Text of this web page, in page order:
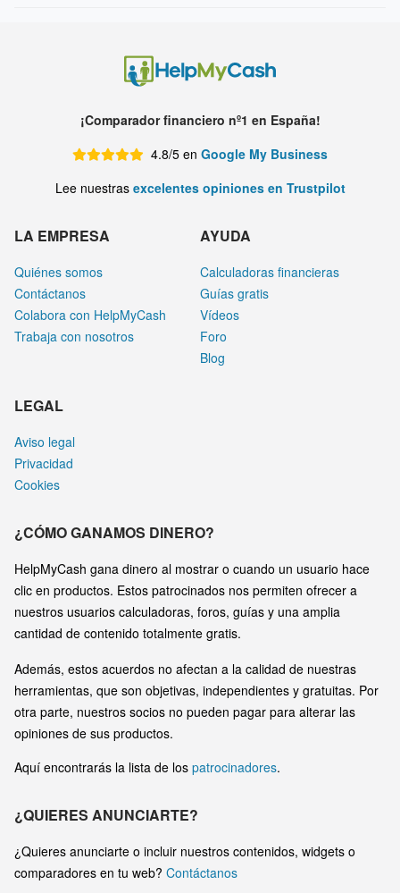
¡Comparador financiero nº1 en España!
4.8/5 en Google My Business
Lee nuestras excelentes opiniones en Trustpilot
LA EMPRESA
Quiénes somos
Contáctanos
Colabora con HelpMyCash
Trabaja con nosotros
AYUDA
Calculadoras financieras
Guías gratis
Vídeos
Foro
Blog
LEGAL
Aviso legal
Privacidad
Cookies
¿CÓMO GANAMOS DINERO?
HelpMyCash gana dinero al mostrar o cuando un usuario hace
clic en productos. Estos patrocinados nos permiten ofrecer a
nuestros usuarios calculadoras, foros, guías y una amplia
cantidad de contenido totalmente gratis.
Además, estos acuerdos no afectan a la calidad de nuestras
herramientas, que son objetivas, independientes y gratuitas. Por
otra parte, nuestros socios no pueden pagar para alterar las
opiniones de sus productos.
Aquí encontrarás la lista de los patrocinadores.
¿QUIERES ANUNCIARTE?
¿Quieres anunciarte o incluir nuestros contenidos, widgets o
comparadores en tu web? Contáctanos